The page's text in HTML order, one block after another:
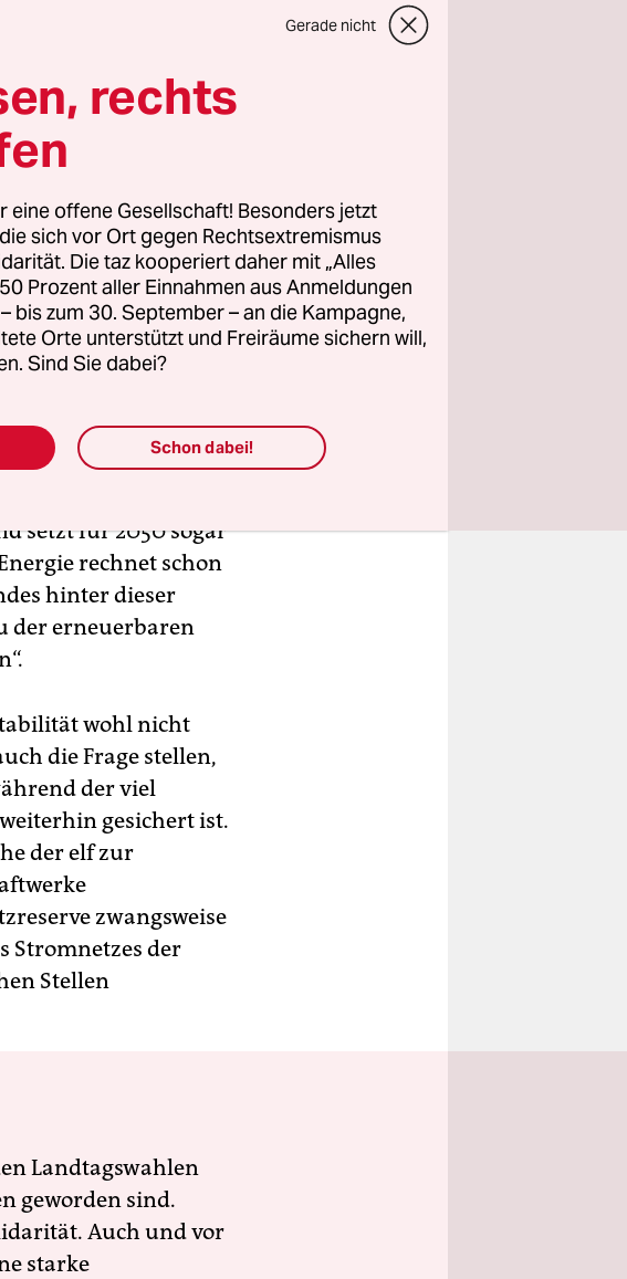
Kohlekraftwerke, die
TWh. Da Ende 2021
Gundremmingen C
2022 erstmals seit
die Zunahme des
Doch wird das in den
2023, wenn
sind, dürfte daher
Entscheidend
wie sich der
von
setzt für 2050 sogar
rechnet schon
hinter dieser
der erneuerbaren
wohl nicht
die Frage stellen,
der viel
gesichert ist.
der elf zur
zwangsweise
Stromnetzes der
Stellen
Landtagswahlen
geworden sind.
Auch und vor
starke
Gerade nicht
rechts
offene Gesellschaft! Besonders jetzt
sich vor Ort gegen Rechtsextremismus
Die taz kooperiert daher mit „Alles
Prozent aller Einnahmen aus Anmeldungen
bis zum 30. September – an die Kampagne,
Orte unterstützt und Freiräume sichern will,
Sind Sie dabei?
Schon dabei!